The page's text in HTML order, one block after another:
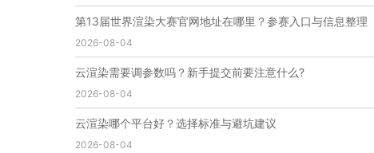
第十一届世界渲染大赛
世界渲染大赛时间
世界渲染大赛官网
国际渲染大赛
国际渲染大赛排名
世界渲染大赛软件
瑞云官网
瑞云科技 端云
瑞云渲染官网
网络渲染软件
云渲染服务
云渲染怎么收费
云渲染怎么用
第13届世界渲染大赛官网地址在哪里？参赛入口与信息整理
2026-08-04
云渲染需要调参数吗？新手提交前要注意什么?
2026-08-04
云渲染哪个平台好？选择标准与避坑建议
2026-08-04